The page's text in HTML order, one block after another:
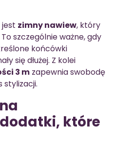
zimny nawiew, który
szczególnie ważne, gdy
końcówki
się dłużej. Z kolei
3 m zapewnia swobodę
stylizacji.
które